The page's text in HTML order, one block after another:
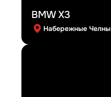
BMW X3
Набережные Челны